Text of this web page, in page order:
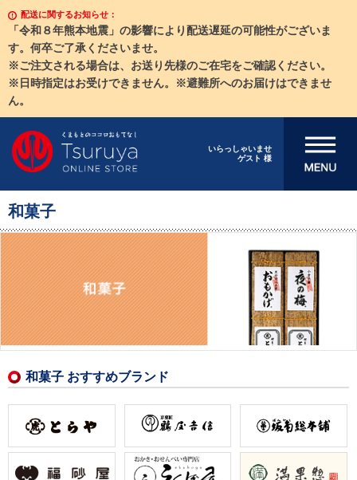
配送に関するお知らせ：
「令和８年熊本地震」の影響により配送遅延の可能性がございま
す。何卒ご了承くださいませ。
※ご注文される場合は、お送り先様のご在宅をご確認ください。
※日時指定はお受けできません。※避難所へのお届けはできませ
ん。
いらっしゃいませ
ゲスト 様
メニューを開
和菓子
和菓子 おすすめブランド